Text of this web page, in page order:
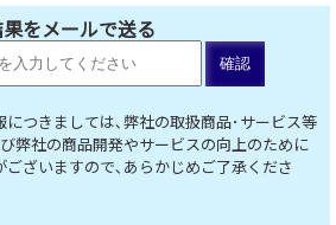
をメールで送る
につきましては､弊社の取扱商品･サービス等
弊社の商品開発やサービスの向上のために
ざいますので､あらかじめご了承くださ